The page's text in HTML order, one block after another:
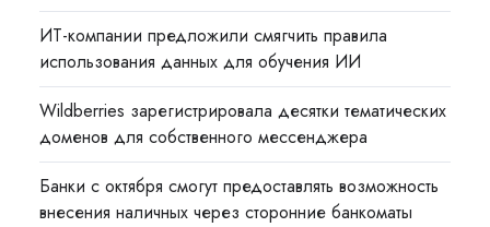
ИТ-компании предложили смягчить правила
использования данных для обучения ИИ
Wildberries зарегистрировала десятки тематических
доменов для собственного мессенджера
Банки с октября смогут предоставлять возможность
внесения наличных через сторонние банкоматы